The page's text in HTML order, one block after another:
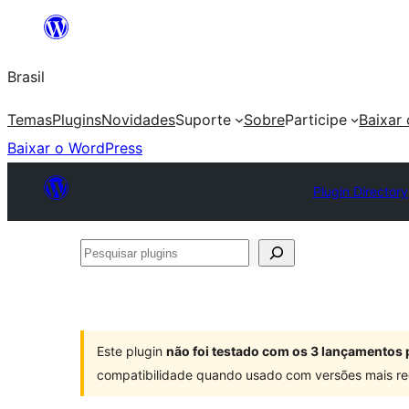
o
conteúdo
Brasil
TemasPluginsNovidadesSuporte SobreParticipe
Baixar
Baixar o WordPress
Plugin Directory
Pesquisar
Este plugin não foi testado com os 3
compatibilidade quando usado com versões mais